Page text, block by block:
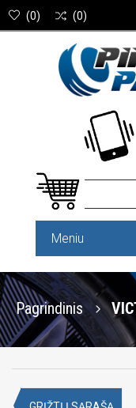
(0) (0)
Meniu
Pagrindinis